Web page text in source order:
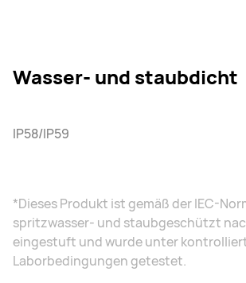
Wasser- und staubdicht
IP58/IP59
*Dieses Produkt ist gemäß der IEC-
spritzwasser- und staubgeschützt
eingestuft und wurde unter
Laborbedingungen getestet.